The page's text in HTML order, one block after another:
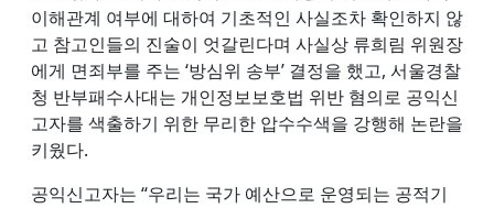
이해관계 여부에 대하여 기초적인 사실조차 확인하지 않
고 참고인들의 진술이 엇갈린다며 사실상 류희림 위원장
에게 면죄부를 주는 ‘방심위 송부’ 결정을 했고, 서울경찰
청 반부패수사대는 개인정보보호법 위반 혐의로 공익신
고자를 색출하기 위한 무리한 압수수색을 강행해 논란을
키웠다.
공익신고자는 “우리는 국가 예산으로 운영되는 공적기